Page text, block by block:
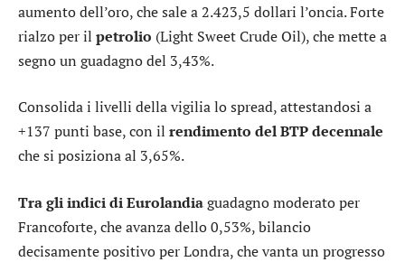
aumento dell’oro, che sale a 2.423,5 dollari l’oncia. Forte
rialzo per il petrolio (Light Sweet Crude Oil), che mette a
segno un guadagno del 3,43%.
Consolida i livelli della vigilia lospread, attestandosi a
+137 punti base, con il rendimento del BTP decennale
che si posiziona al 3,65%.
Tra gli indici di Eurolandiaguadagno moderato per
Francoforte, che avanza dello 0,53%, bilancio
decisamente positivo perLondra, che vanta un progresso